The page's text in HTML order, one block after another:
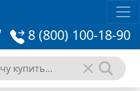
8 (800) 100-18-90